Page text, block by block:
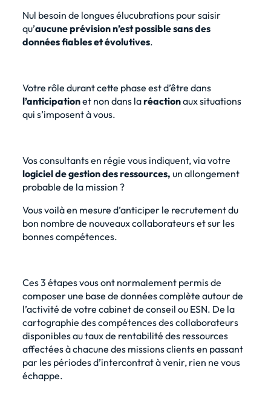
Nul besoin de longues élucubrations pour saisir
qu’aucune prévision n’est possible sans des
données fiables et évolutives.
Votre rôle durant cette phase est d’être dans
l’anticipationet non dans laréactionaux situations
qui s’imposent à vous.
Vos consultants en régie vous indiquent, via votre
logiciel de gestion des ressources, un allongement
probable de la mission ?
Vous voilà en mesure d’anticiper le recrutement du
bon nombre de nouveaux collaborateurs et sur les
bonnes compétences.
Ces 3 étapes vous ont normalement permis de
composer une base de données complète autour de
l’activité de votre cabinet de conseil ou ESN. De la
cartographie des compétences des collaborateurs
disponibles au taux de rentabilité des ressources
affectées à chacune des missions clients en passant
par les périodes d’intercontrat à venir, rien ne vous
échappe.